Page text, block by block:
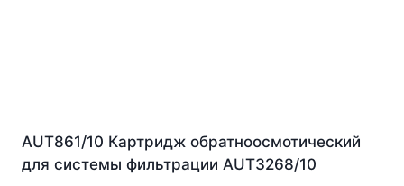
AUT861/10 Картридж обратноосмотический
для системы фильтрации AUT3268/10